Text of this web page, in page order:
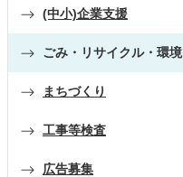
(中小)企業支援
ごみ・リサイクル・環境
まちづくり
工事等検査
広告募集